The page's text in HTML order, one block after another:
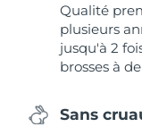
Qualité
plusieurs
jusqu'à 2
brosses à
Sans